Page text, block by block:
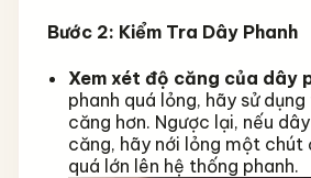
Bước 2: Kiểm Tra Dây Phanh
Xem xét độ căng của dây
phanh quá lỏng, hãy sử
căng hơn. Ngược lại, nếu
căng, hãy nới lỏng một chút
quá lớn lên hệ thống phanh.